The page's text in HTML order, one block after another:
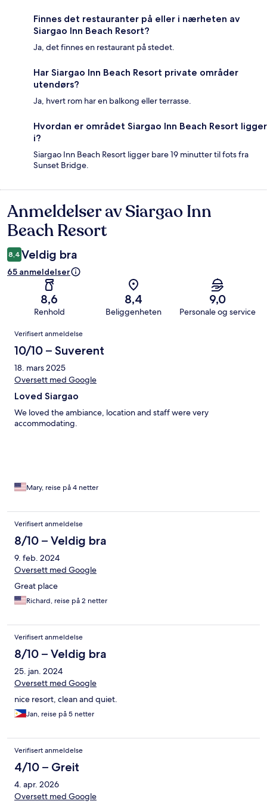
Finnes det restauranter på eller i nærheten av
Siargao Inn Beach Resort?
Ja, det finnes en restaurant på stedet.
Har Siargao Inn Beach Resort private områder
utendørs?
Ja, hvert rom har en balkong eller terrasse.
Hvordan er området Siargao Inn Beach Resort ligger
i?
Siargao Inn Beach Resort ligger bare 19 minutter til fots fra
Sunset Bridge.
Anmeldelser
Anmeldelser av Siargao Inn
Beach Resort
8,4 Veldig bra
65 anmeldelser
8,6
Renhold
8,4
Beliggenheten
9,0
Personale og service
Anmeldelser
Verifisert anmeldelse
10/10 – Suverent
18. mars 2025
Oversett med Google
Loved Siargao
We loved the ambiance, location and staff were very
accommodating.
Mary, reise på 4 netter
Verifisert anmeldelse
8/10 – Veldig bra
9. feb. 2024
Oversett med Google
Great place
Richard, reise på 2 netter
Verifisert anmeldelse
8/10 – Veldig bra
25. jan. 2024
Oversett med Google
nice resort, clean and quiet.
Jan, reise på 5 netter
Verifisert anmeldelse
4/10 – Greit
4. apr. 2026
Oversett med Google